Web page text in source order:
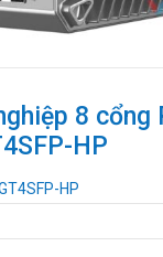
8 cổng
HP
HP